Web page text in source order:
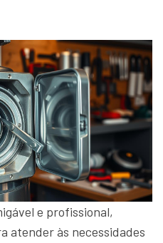
e profissional,
atender às necessidades